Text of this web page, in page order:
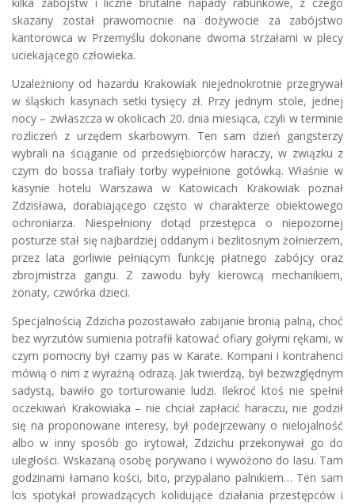
skazany został prawomocnie na dożywocie za zabójstwo
kantorowca w Przemyślu dokonane dwoma strzałami w plecy
uciekającego człowieka.
Uzależniony od hazardu Krakowiak niejednokrotnie przegrywał
w śląskich kasynach setki tysięcy zł. Przy jednym stole, jednej
nocy – zwłaszcza w okolicach 20. dnia miesiąca, czyli w terminie
rozliczeń z urzędem skarbowym. Ten sam dzień gangsterzy
wybrali na ściąganie od przedsiębiorców haraczy, w związku z
czym do bossa trafiały torby wypełnione gotówką. Właśnie w
kasynie hotelu Warszawa w Katowicach Krakowiak poznał
Zdzisława, dorabiającego często w charakterze obiektowego
ochroniarza. Niespełniony dotąd przestępca o niepozornej
posturze stał się najbardziej oddanym i bezlitosnym żołnierzem,
przez lata gorliwie pełniącym funkcję płatnego zabójcy oraz
zbrojmistrza gangu. Z zawodu były kierowcą mechanikiem,
żonaty, czwórka dzieci.
Specjalnością Zdzicha pozostawało zabijanie bronią palną, choć
bez wyrzutów sumienia potrafił katować ofiary gołymi rękami, w
czym pomocny był czarny pas w Karate. Kompani i kontrahenci
mówią o nim z wyraźną odrazą. Jak twierdzą, był bezwzględnym
sadystą, bawiło go torturowanie ludzi. Ilekroć ktoś nie spełnił
oczekiwań Krakowiaka – nie chciał zapłacić haraczu, nie godził
się na proponowane interesy, był podejrzewany o nielojalność
albo w inny sposób go irytował, Zdzichu przekonywał go do
uległości. Wskazaną osobę porywano i wywożono do lasu. Tam
godzinami łamano kości, bito, przypalano palnikiem… Ten sam
los spotykał prowadzących kolidujące działania przestępców i